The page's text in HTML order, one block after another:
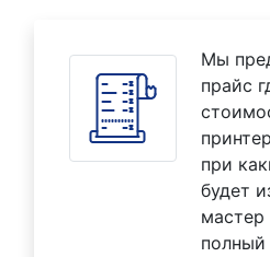
Мы
прайс
при
будет
мастер
полный